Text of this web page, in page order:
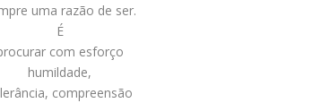
uma razão de ser.
É
com esforço
humildade,
compreensão